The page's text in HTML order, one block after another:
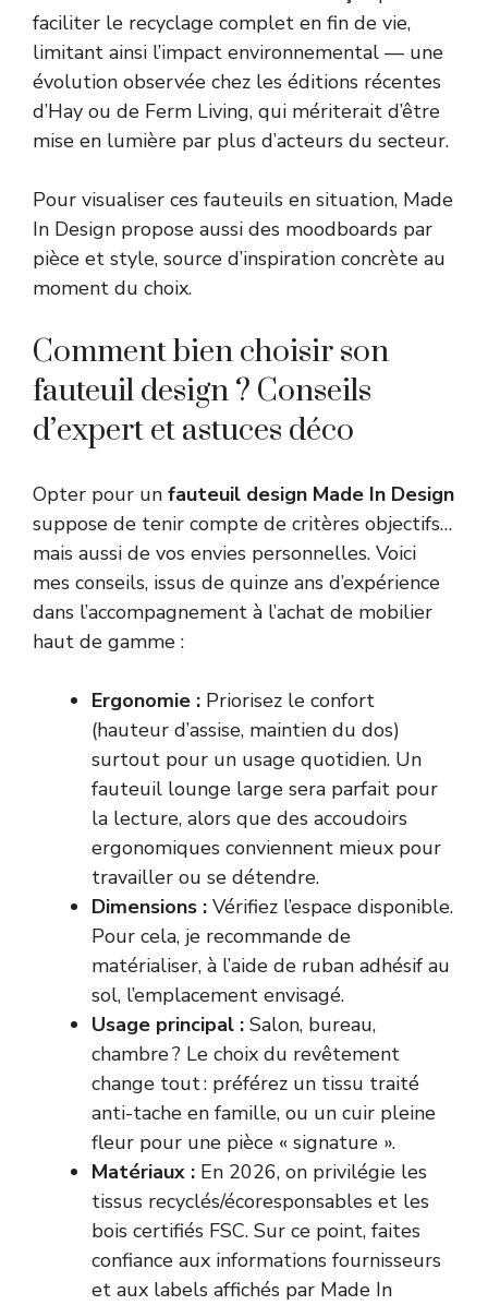
faciliter le recyclage complet en fin de vie,
limitant ainsi l’impact environnemental — une
évolution observée chez les éditions récentes
d’Hay ou de Ferm Living, qui mériterait d’être
mise en lumière par plus d’acteurs du secteur.
Pour visualiser ces fauteuils en situation, Made
In Design propose aussi des moodboards par
pièce et style, source d’inspiration concrète au
moment du choix.
Comment bien choisir son
fauteuil design ? Conseils
d’expert et astuces déco
Opter pour un fauteuil design Made In Design
suppose de tenir compte de critères objectifs…
mais aussi de vos envies personnelles. Voici
mes conseils, issus de quinze ans d’expérience
dans l’accompagnement à l’achat de mobilier
haut de gamme :
Ergonomie : Priorisez le confort
(hauteur d’assise, maintien du dos)
surtout pour un usage quotidien. Un
fauteuil lounge large sera parfait pour
la lecture, alors que des accoudoirs
ergonomiques conviennent mieux pour
travailler ou se détendre.
Dimensions : Vérifiez l’espace disponible.
Pour cela, je recommande de
matérialiser, à l’aide de ruban adhésif au
sol, l’emplacement envisagé.
Usage principal : Salon, bureau,
chambre ? Le choix du revêtement
change tout : préférez un tissu traité
anti-tache en famille, ou un cuir pleine
fleur pour une pièce « signature ».
Matériaux : En 2026, on privilégie les
tissus recyclés/écoresponsables et les
bois certifiés FSC. Sur ce point, faites
confiance aux informations fournisseurs
et aux labels affichés par Made In